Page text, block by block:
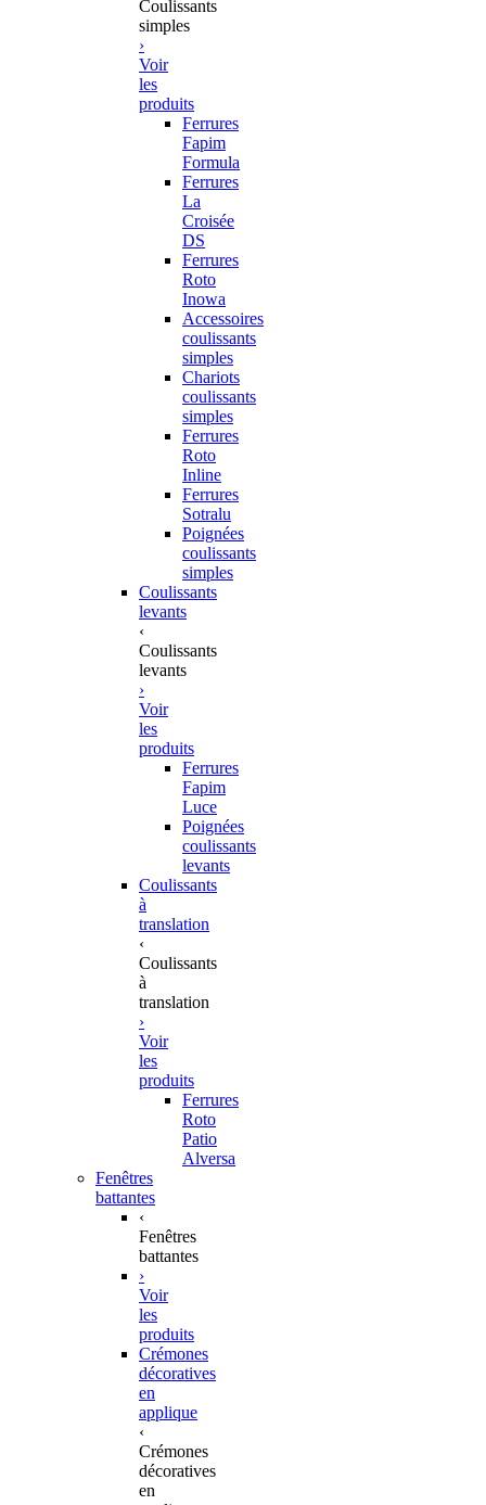
Coulissants
simples
›
Voir
les
produits
Ferrures
Fapim
Formula
Ferrures
La
Croisée
DS
Ferrures
Roto
Inowa
Accessoires
coulissants
simples
Chariots
coulissants
simples
Ferrures
Roto
Inline
Ferrures
Sotralu
Poignées
coulissants
simples
Coulissants
levants
‹
Coulissants
levants
›
Voir
les
produits
Ferrures
Fapim
Luce
Poignées
coulissants
levants
Coulissants
à
translation
‹
Coulissants
à
translation
›
Voir
les
produits
Ferrures
Roto
Patio
Alversa
Fenêtres
battantes
‹
Fenêtres
battantes
›
Voir
les
produits
Crémones
décoratives
en
applique
‹
Crémones
décoratives
en